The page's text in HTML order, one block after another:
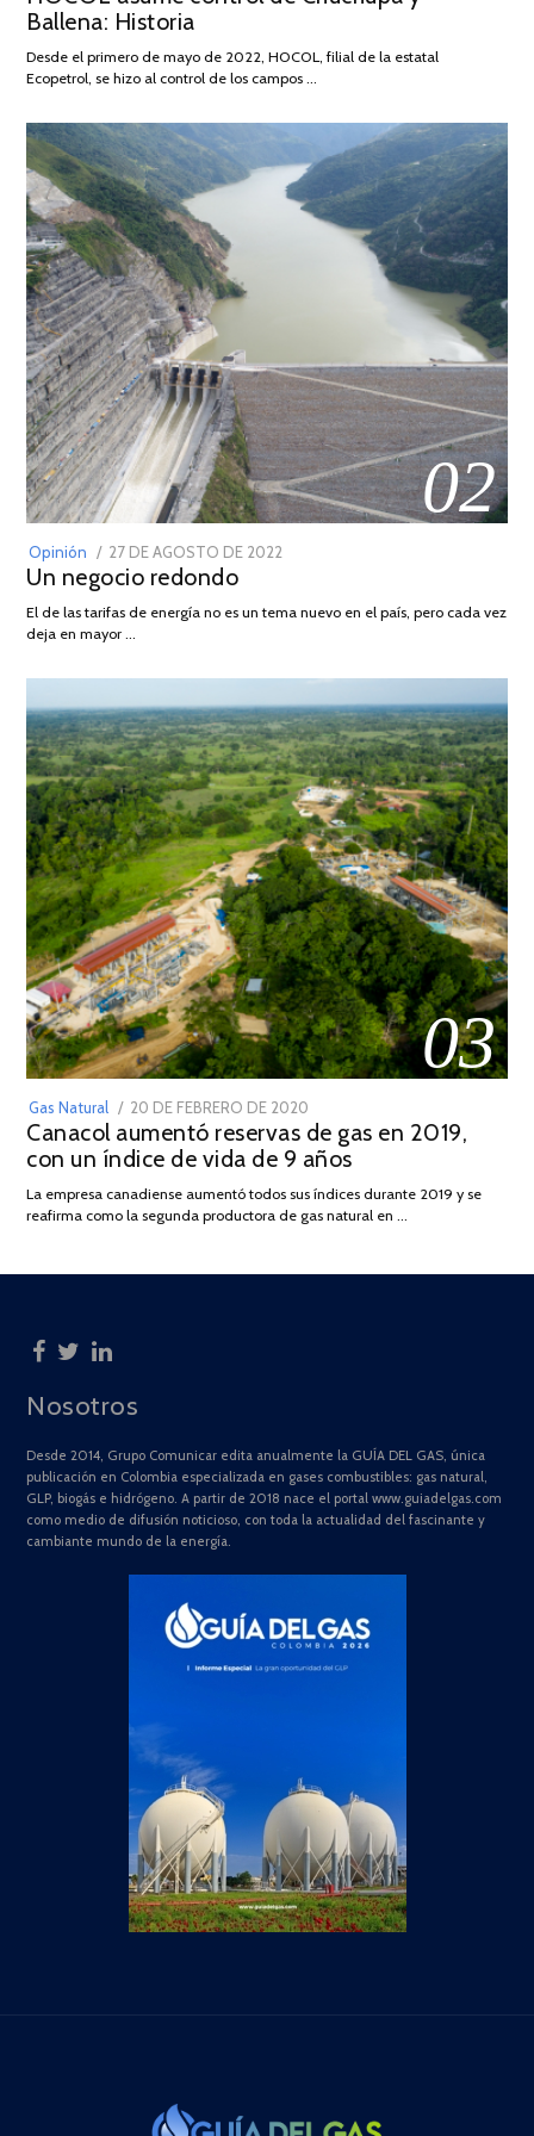
2026
Ballena: Historia
Desde el primero de mayo de 2022, HOCOL, filial de la estatal
Ecopetrol, se hizo al control de los campos …
02
Opinión
POSTED
ON
27 DE AGOSTO DE 2022
DE
Un negocio redondo
El de las tarifas de energía no es un tema nuevo en el país, pero cada vez
deja en mayor …
03
Gas Natural
POSTED
ON
20 DE FEBRERO DE 2020
DE
JULIO
2025
Canacol aumentó reservas de gas en 2019,
con un índice de vida de 9 años
La empresa canadiense aumentó todos sus índices durante 2019 y se
reafirma como la segunda productora de gas natural en …
Nosotros
Desde 2014, Grupo Comunicar edita anualmente la GUÍA DEL GAS, única
publicación en Colombia especializada en gases combustibles: gas natural,
GLP, biogás e hidrógeno. A partir de 2018 nace el portal www.guiadelgas.com
como medio de difusión noticioso, con toda la actualidad del fascinante y
cambiante mundo de la energía.